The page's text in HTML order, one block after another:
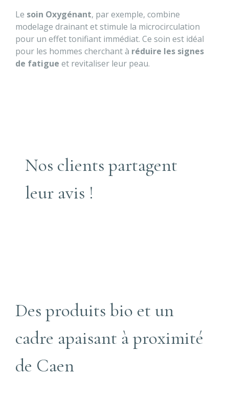
Le soin Oxygénant, par exemple, combine
modelage drainant et stimule la microcirculation
pour un effet tonifiant immédiat. Ce soin est idéal
pour les hommes cherchant à réduire les signes
de fatigue et revitaliser leur peau.
Nos clients partagent
leur avis !
Des produits bio et un
cadre apaisant à proximité
de Caen